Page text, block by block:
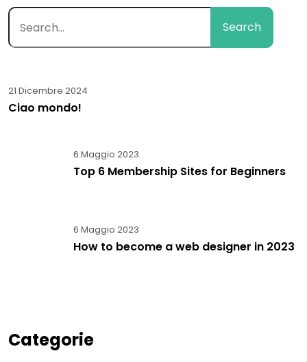
Search
21 Dicembre 2024
Ciao mondo!
6 Maggio 2023
Top 6 Membership Sites for Beginners
6 Maggio 2023
How to become a web designer in 2023
Categorie